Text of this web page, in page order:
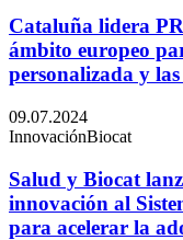
Cataluña lidera
ámbito europeo
personalizada y
09.07.2024
InnovaciónBiocat
Salud y Biocat
innovación al
para acelerar la